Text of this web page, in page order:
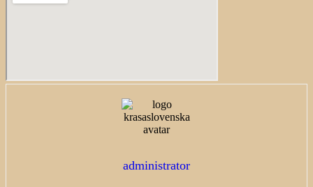
administrator